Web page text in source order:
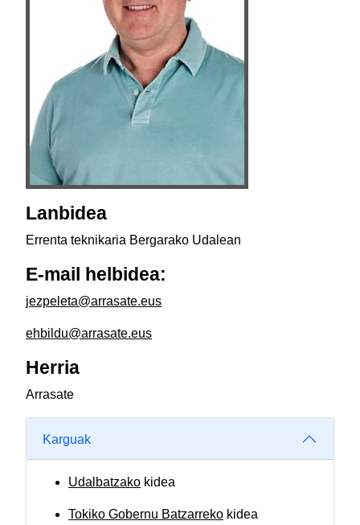
Lanbidea
Errenta teknikaria Bergarako Udalean
E-mail helbidea:
jezpeleta@arrasate.eus
ehbildu@arrasate.eus
Herria
Arrasate
Karguak
Udalbatzako kidea
Tokiko Gobernu Batzarreko kidea